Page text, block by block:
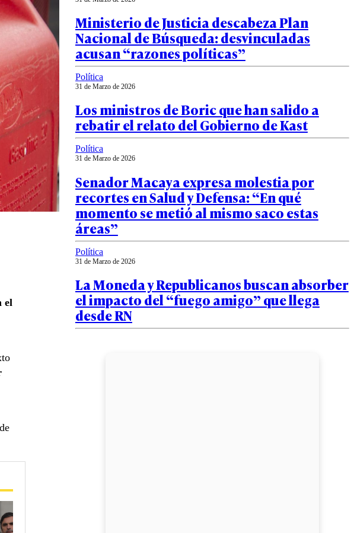
el
Ministerio de Justicia descabeza Plan
Nacional de Búsqueda: desvinculadas
acusan “razones políticas”
Política
31 de Marzo de 2026
Los ministros de Boric que han salido a
rebatir el relato del Gobierno de Kast
Política
31 de Marzo de 2026
Senador Macaya expresa molestia por
recortes en Salud y Defensa: “En qué
momento se metió al mismo saco estas
áreas”
Política
31 de Marzo de 2026
La Moneda y Republicanos buscan absorber
el impacto del “fuego amigo” que llega
desde RN